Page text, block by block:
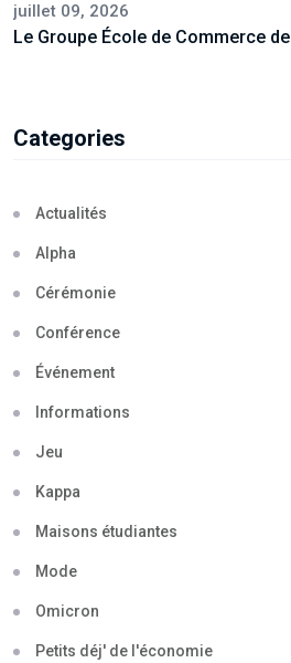
juillet 09, 2026
Le Groupe École de Commerce de
Categories
Actualités
Alpha
Cérémonie
Conférence
Événement
Informations
Jeu
Kappa
Maisons étudiantes
Mode
Omicron
Petits déj' de l'économie